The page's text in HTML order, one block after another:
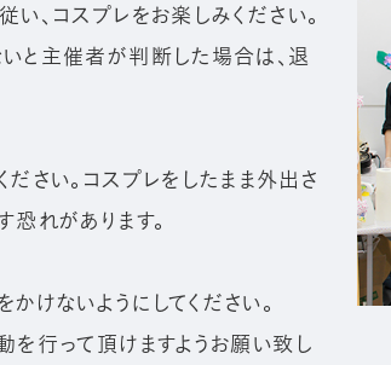
、コスプレをお楽しみください。
と主催者が判断した場合は、退
さい。コスプレをしたまま外出さ
れがあります。
けないようにしてください。
を行って頂けますようお願い致し